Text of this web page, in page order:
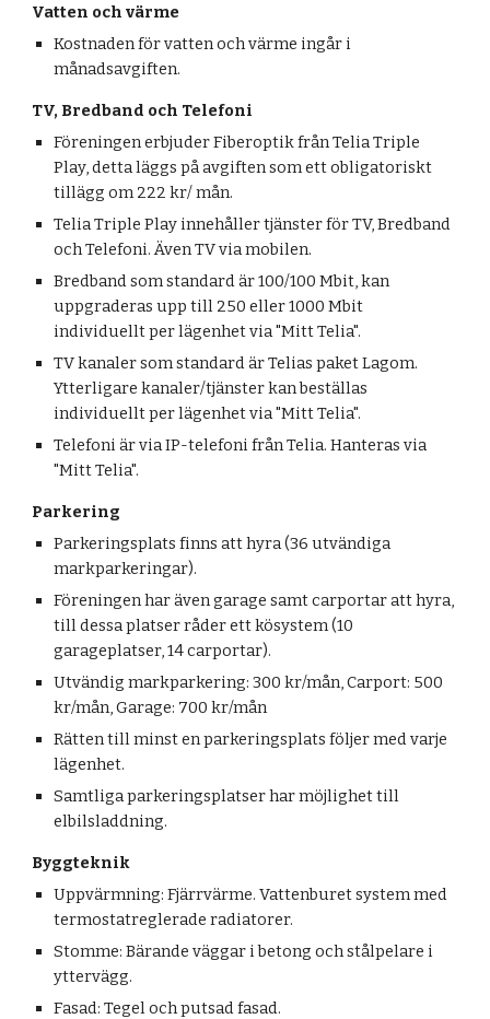
Vatten och värme
Kostnaden för vatten och värme ingår i
månadsavgiften.
TV, Bredband och Telefoni
Föreningen erbjuder Fiberoptik från Telia Triple
Play, detta läggs på avgiften som ett obligatoriskt
tillägg om 222 kr/ mån.
Telia Triple Play innehåller tjänster för TV, Bredband
och Telefoni. Även TV via mobilen.
Bredband som standard är 100/100 Mbit, kan
uppgraderas upp till 250 eller 1000 Mbit
individuellt per lägenhet via "Mitt Telia".
TV kanaler som standard är Telias paket Lagom.
Ytterligare kanaler/tjänster kan beställas
individuellt per lägenhet via "Mitt Telia".
Telefoni är via IP-telefoni från Telia. Hanteras via
"Mitt Telia".
Parkering
Parkeringsplats finns att hyra (36 utvändiga
markparkeringar).
Föreningen har även garage samt carportar att hyra,
till dessa platser råder ett kösystem (10
garageplatser, 14 carportar).
Utvändig markparkering: 300 kr/mån, Carport: 500
kr/mån, Garage: 700 kr/mån
Rätten till minst en parkeringsplats följer med varje
lägenhet.
Samtliga parkeringsplatser har möjlighet till
elbilsladdning.
Byggteknik
Uppvärmning: Fjärrvärme. Vattenburet system med
termostatreglerade radiatorer.
Stomme: Bärande väggar i betong och stålpelare i
yttervägg.
Fasad: Tegel och putsad fasad.